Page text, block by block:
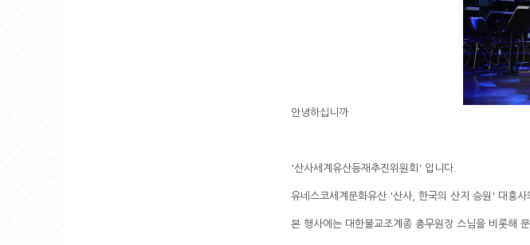
안녕하십니까
'산사세계유산등재추진위원회' 입니다.
유네스코세계문화유산 '산사, 한국의 산지 승원' 대흥
본 행사에는 대한불교조계종 총무원장 스님을 비롯해